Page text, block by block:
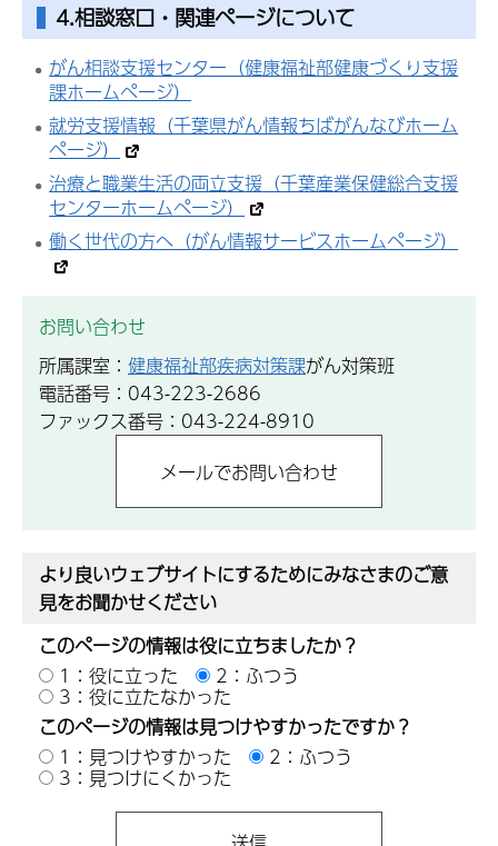
4.相談窓口・関連ページについて
がん相談支援センター（健康福祉部健康づくり支援
課ホームページ）
就労支援情報（千葉県がん情報ちばがんなびホーム
ページ）
治療と職業生活の両立支援（千葉産業保健総合支援
センターホームページ）
働く世代の方へ（がん情報サービスホームページ）
お問い合わせ
所属課室： 健康福祉部疾病対策課がん対策班
電話番号：043-223-2686
ファックス番号：043-224-8910
より良いウェブサイトにするためにみなさまのご意
見をお聞かせください
このページの情報は役に立ちましたか？
1：役に立った
2：ふつう
3：役に立たなかった
このページの情報は見つけやすかったですか？
1：見つけやすかった
2：ふつう
3：見つけにくかった